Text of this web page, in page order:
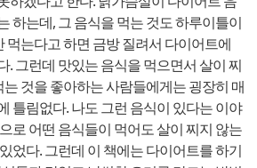
하는데, 그 음식을 먹는 것도 하루이틀이
먹는다고 하면 금방 질려서 다이어트에
. 그런데 맛있는 음식을 먹으면서 살이 찌
것을 좋아하는 사람들에게는 굉장히 매
틀림없다. 나도 그런 음식이 있다는 이야
로 어떤 음식들이 먹어도 살이 찌지 않는
었다. 그런데 이 책에는 다이어트를 하기